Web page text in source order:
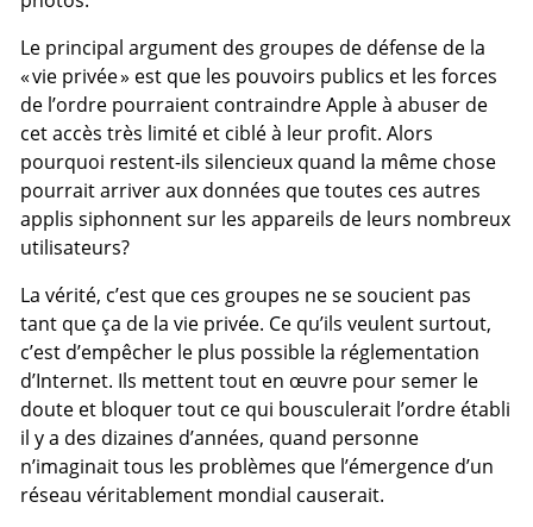
Le principal argument des groupes de défense de la
« vie privée » est que les pouvoirs publics et les forces
de l’ordre pourraient contraindre Apple à abuser de
cet accès très limité et ciblé à leur profit. Alors
pourquoi restent-ils silencieux quand la même chose
pourrait arriver aux données que toutes ces autres
applis siphonnent sur les appareils de leurs nombreux
utilisateurs?
La vérité, c’est que ces groupes ne se soucient pas
tant que ça de la vie privée. Ce qu’ils veulent surtout,
c’est d’empêcher le plus possible la réglementation
d’Internet. Ils mettent tout en œuvre pour semer le
doute et bloquer tout ce qui bousculerait l’ordre établi
il y a des dizaines d’années, quand personne
n’imaginait tous les problèmes que l’émergence d’un
réseau véritablement mondial causerait.